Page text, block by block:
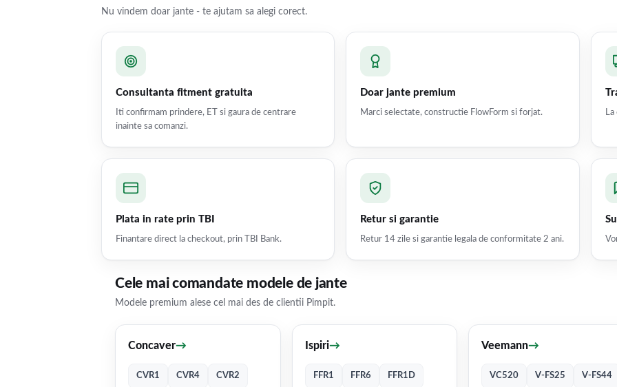
Nu vindem doar jante - te ajutam sa alegi corect.
Consultanta fitment gratuita
Iti confirmam prindere, ET si gaura de centrare
inainte sa comanzi.
Doar jante premium
Marci selectate, constructie FlowForm si forjat.
Plata in rate prin TBI
Finantare direct la checkout, prin TBI Bank.
Retur si garantie
Retur 14 zile si garantie legala de conformitate 2 ani.
Cele mai comandate modele de jante
Modele premium alese cel mai des de clientii Pimpit.
Concaver→
CVR1 CVR4 CVR2
Ispiri→
FFR1 FFR6 FFR1D
Veemann→
VC520 V-FS25 V-FS44